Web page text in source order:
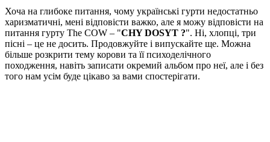
Хоча на глибоке питання, чому українські гурти недостатньо
харизматичні, мені відповісти важко, але я можу відповісти на
питання гурту The COW – "CHY DOSYT ?". Ні, хлопці, три
пісні – це не досить. Продовжуйте і випускайте ще. Можна
більше розкрити тему корови та її психоделічного
походження, навіть записати окремий альбом про неї, але і без
того нам усім буде цікаво за вами спостерігати.